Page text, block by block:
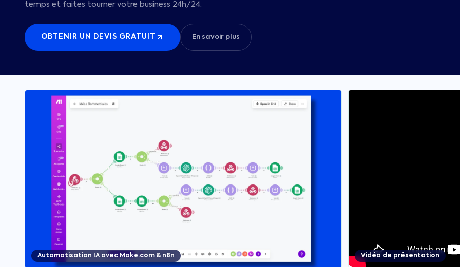
temps et faites tourner votre business 24h/24.
OBTENIR UN DEVIS GRATUIT En savoir plus
Automatisation IA avec Make.com & n8n Vidéo de présentation